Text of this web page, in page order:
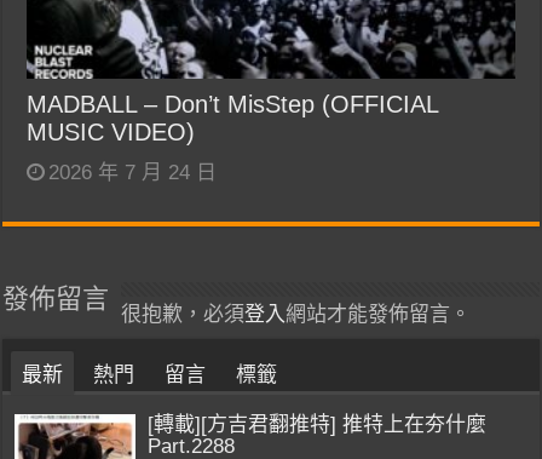
MADBALL – Don’t MisStep (OFFICIAL
MUSIC VIDEO)
2026 年 7 月 24 日
發佈留言
很抱歉，必須登入網站才能發佈留言。
最新 熱門 留言 標籤
[轉載][方吉君翻推特] 推特上在夯什麼
Part.2288